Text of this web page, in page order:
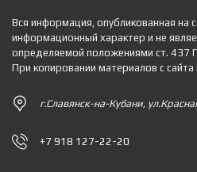
Вся информация, опубликованная на
информационный характер и не
определяемой положениями ст. 437
При копировании материалов с сайта
г.Славянск-на-Кубани,
+7 918 127-22-20